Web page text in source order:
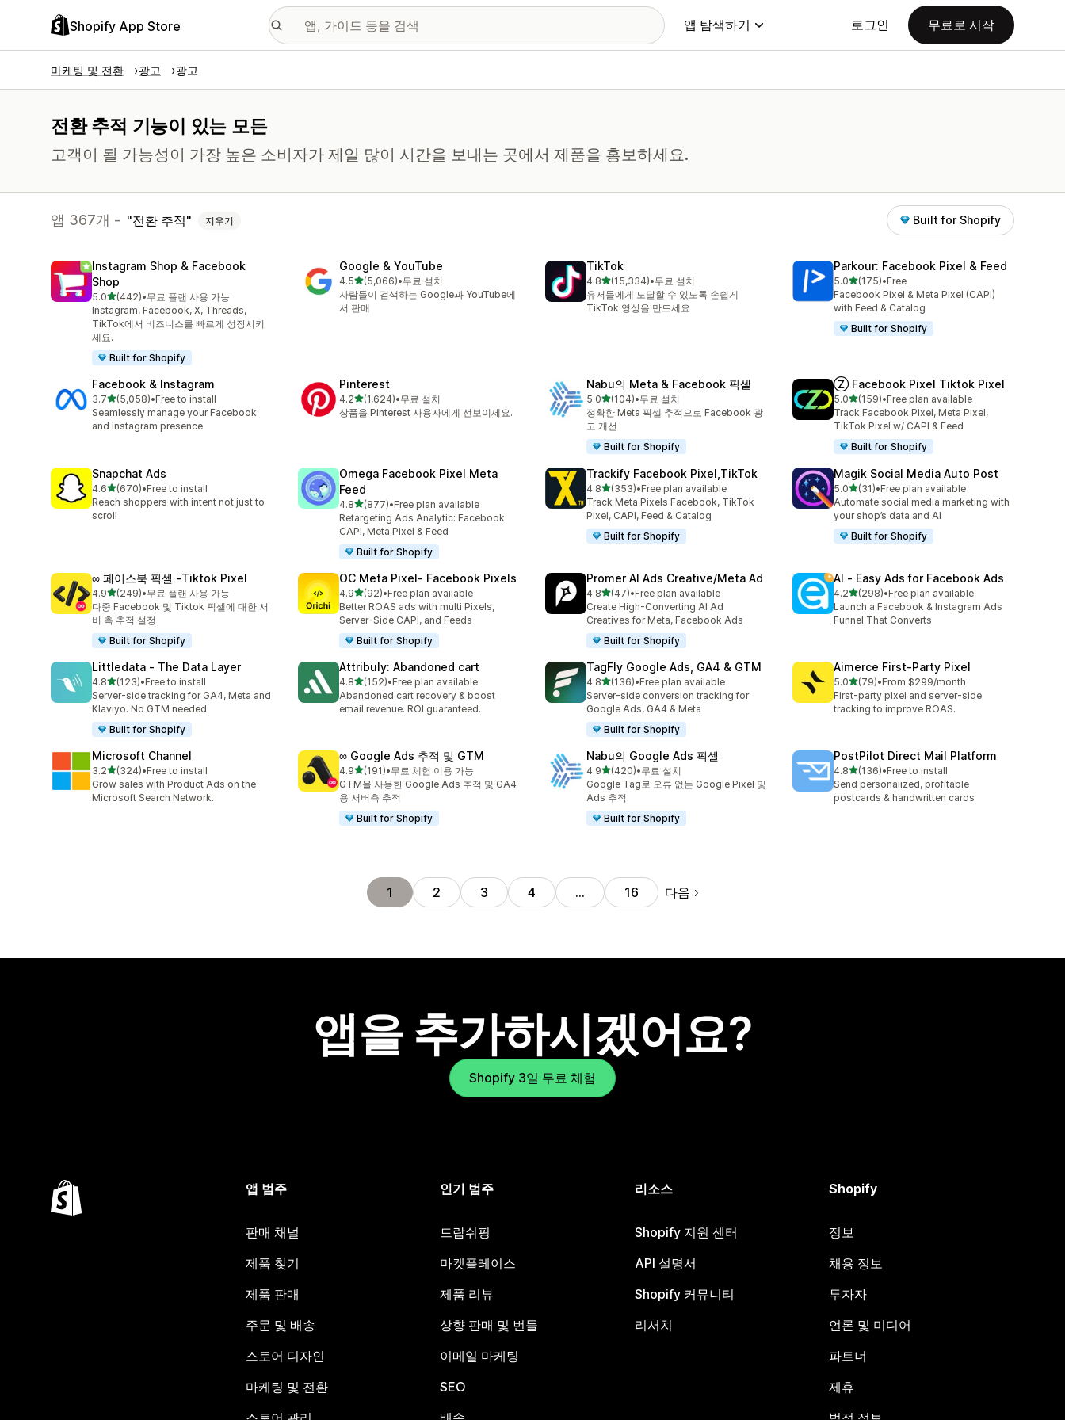
Shopify App Store 앱 탐색하기 로그인 무료로 시작
마케팅 및 전환 광고 광고
전환 추적 기능이 있는 모든
고객이 될 가능성이 가장 높은 소비자가 제일 많이 시간을 보내는 곳에서 제품을 홍보하세요.
앱 367개 - 전환 추적 지우기 Built for Shopify
Instagram Shop & Facebook
Shop
5.0별 5개 중
(442)
총 리뷰 442개
•무료 플랜 사용 가능
Instagram, Facebook, X, Threads,
TikTok에서 비즈니스를 빠르게 성장시키
세요.
Built for Shopify
Google & YouTube
4.5별 5개 중
(5,066)
총 리뷰 5066개
•무료 설치
사람들이 검색하는 Google과 YouTube에
서 판매
TikTok
4.8별 5개 중
(15,334)
총 리뷰 15334개
•무료 설치
유저들에게 도달할 수 있도록 손쉽게
TikTok 영상을 만드세요
Parkour: Facebook Pixel & Feed
5.0별 5개 중
(175)
총 리뷰 175개
•Free
Facebook Pixel & Meta Pixel (CAPI)
with Feed & Catalog
Built for Shopify
Facebook & Instagram
3.7별 5개 중
(5,058)
총 리뷰 5058개
•Free to install
Seamlessly manage your Facebook
and Instagram presence
Pinterest
4.2별 5개 중
(1,624)
총 리뷰 1624개
•무료 설치
상품을 Pinterest 사용자에게 선보이세요.
Nabu의 Meta & Facebook 픽셀
5.0별 5개 중
(104)
총 리뷰 104개
•무료 설치
정확한 Meta 픽셀 추적으로 Facebook 광
고 개선
Built for Shopify
Ⓩ Facebook Pixel Tiktok Pixel
5.0별 5개 중
(159)
총 리뷰 159개
•Free plan available
Track Facebook Pixel, Meta Pixel,
TikTok Pixel w/ CAPI & Feed
Built for Shopify
Snapchat Ads
4.6별 5개 중
(670)
총 리뷰 670개
•Free to install
Reach shoppers with intent not just to
scroll
Omega Facebook Pixel Meta
Feed
4.8별 5개 중
(877)
총 리뷰 877개
•Free plan available
Retargeting Ads Analytic: Facebook
CAPI, Meta Pixel & Feed
Built for Shopify
Trackify Facebook Pixel,TikTok
4.8별 5개 중
(353)
총 리뷰 353개
•Free plan available
Track Meta Pixels Facebook, TikTok
Pixel, CAPI, Feed & Catalog
Built for Shopify
Magik Social Media Auto Post
5.0별 5개 중
(31)
총 리뷰 31개
•Free plan available
Automate social media marketing with
your shop’s data and AI
Built for Shopify
∞ 페이스북 픽셀 ‑Tiktok Pixel
4.9별 5개 중
(249)
총 리뷰 249개
•무료 플랜 사용 가능
다중 Facebook 및 Tiktok 픽셀에 대한 서
버 측 추적 설정
Built for Shopify
OC Meta Pixel‑ Facebook Pixels
4.9별 5개 중
(92)
총 리뷰 92개
•Free plan available
Better ROAS ads with multi Pixels,
Server-Side CAPI, and Feeds
Built for Shopify
Promer AI Ads Creative/Meta Ad
4.8별 5개 중
(47)
총 리뷰 47개
•Free plan available
Create High-Converting AI Ad
Creatives for Meta, Facebook Ads
Built for Shopify
AI ‑ Easy Ads for Facebook Ads
4.2별 5개 중
(298)
총 리뷰 298개
•Free plan available
Launch a Facebook & Instagram Ads
Funnel That Converts
Littledata ‑ The Data Layer
4.8별 5개 중
(123)
총 리뷰 123개
•Free to install
Server-side tracking for GA4, Meta and
Klaviyo. No GTM needed.
Built for Shopify
Attribuly: Abandoned cart
4.8별 5개 중
(152)
총 리뷰 152개
•Free plan available
Abandoned cart recovery & boost
email revenue. ROI guaranteed.
TagFly Google Ads, GA4 & GTM
4.8별 5개 중
(136)
총 리뷰 136개
•Free plan available
Server-side conversion tracking for
Google Ads, GA4 & Meta
Built for Shopify
Aimerce First‑Party Pixel
5.0별 5개 중
(79)
총 리뷰 79개
•From $299/month
First-party pixel and server-side
tracking to improve ROAS.
Microsoft Channel
3.2별 5개 중
(324)
총 리뷰 324개
•Free to install
Grow sales with Product Ads on the
Microsoft Search Network.
∞ Google Ads 추적 및 GTM
4.9별 5개 중
(191)
총 리뷰 191개
•무료 체험 이용 가능
GTM을 사용한 Google Ads 추적 및 GA4
용 서버측 추적
Built for Shopify
Nabu의 Google Ads 픽셀
4.9별 5개 중
(420)
총 리뷰 420개
•무료 설치
Google Tag로 오류 없는 Google Pixel 및
Ads 추적
Built for Shopify
PostPilot Direct Mail Platform
4.8별 5개 중
(136)
총 리뷰 136개
•Free to install
Send personalized, profitable
postcards & handwritten cards
1 2 3 4 … 16 다음
앱을 추가하시겠어요?
Shopify 3일 무료 체험
앱 범주
판매 채널
제품 찾기
제품 판매
주문 및 배송
스토어 디자인
마케팅 및 전환
인기 범주
드랍쉬핑
마켓플레이스
제품 리뷰
상향 판매 및 번들
이메일 마케팅
SEO
리소스
Shopify 지원 센터
API 설명서
Shopify 커뮤니티
리서치
Shopify
정보
채용 정보
투자자
언론 및 미디어
파트너
제휴